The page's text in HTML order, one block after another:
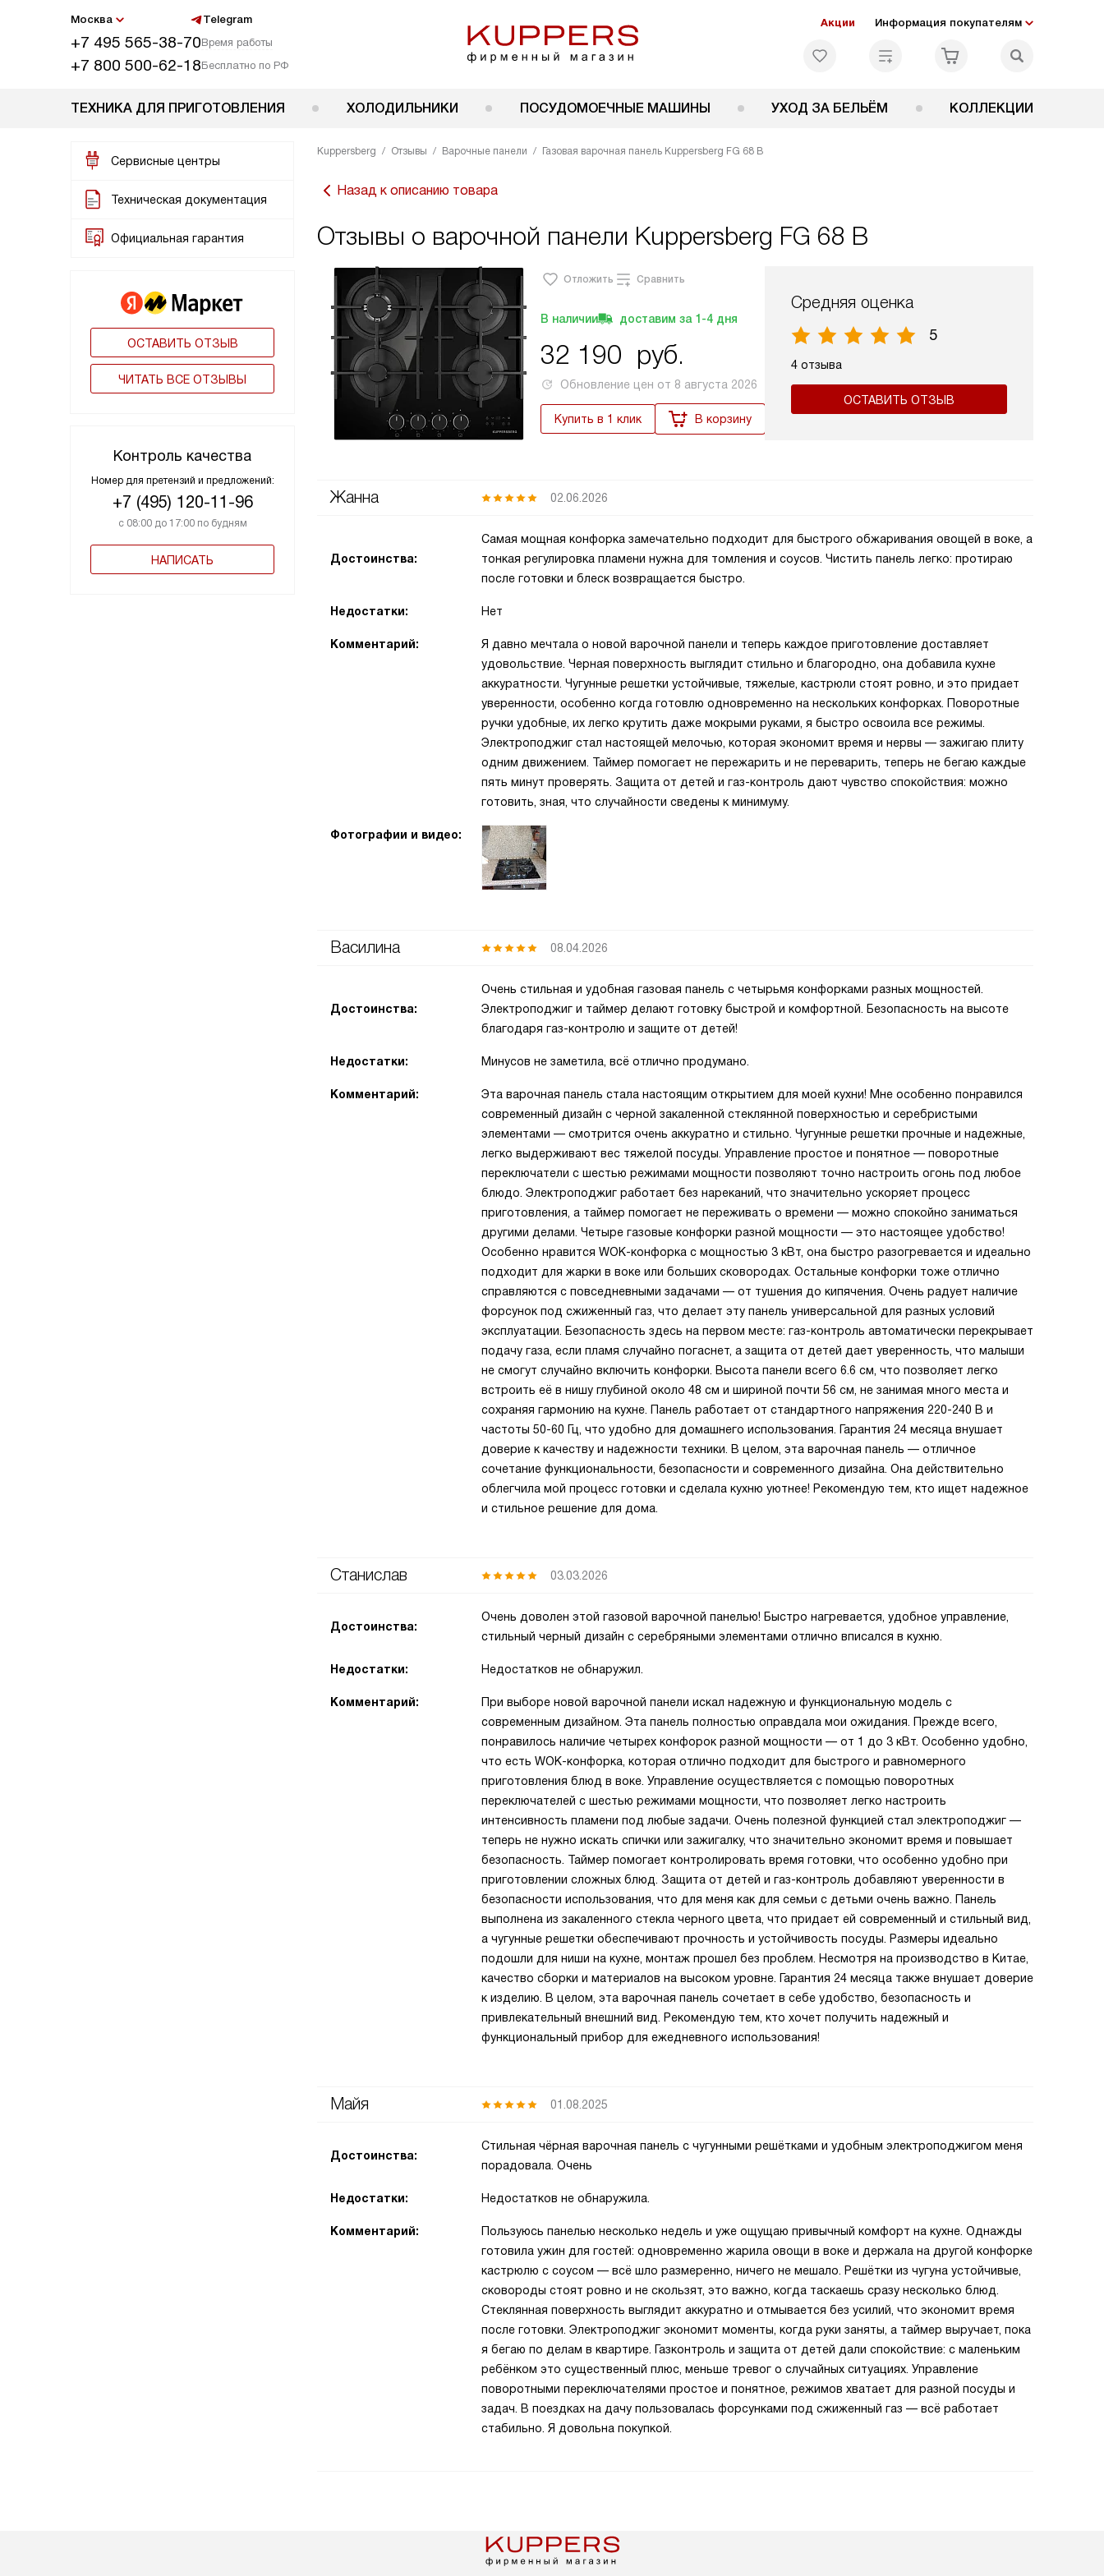
Москва Telegram
+7 495 565-38-70Время работы
+7 800 500-62-18Бесплатно по РФ
Акции Информация покупателям
ТЕХНИКА ДЛЯ ПРИГОТОВЛЕНИЯ ХОЛОДИЛЬНИКИ ПОСУДОМОЕЧНЫЕ МАШИНЫ УХОД ЗА БЕЛЬЁМ КОЛЛЕКЦИИ
Сервисные центры
Техническая документация
Официальная гарантия
ОСТАВИТЬ ОТЗЫВ
ЧИТАТЬ ВСЕ ОТЗЫВЫ
Контроль качества
Номер для претензий и предложений:
+7 (495) 120-11-96
с 08:00 до 17:00 по будням
НАПИСАТЬ
Kuppersberg Отзывы Варочные панели Газовая варочная панель Kuppersberg FG 68 B
Назад к описанию товара
Отзывы о варочной панели Kuppersberg FG 68 B
Отложить Сравнить
В наличии доставим за 1-4 дня
32 190 руб.
Обновление цен от 8 августа 2026
Купить в 1 клик В корзину
Средняя оценка
5
4 отзыва
ОСТАВИТЬ ОТЗЫВ
Жанна 02.06.2026
Достоинства:
Самая мощная конфорка замечательно подходит для быстрого обжаривания овощей в воке, а
тонкая регулировка пламени нужна для томления и соусов. Чистить панель легко: протираю
после готовки и блеск возвращается быстро.
Недостатки: Нет
Комментарий:
Я давно мечтала о новой варочной панели и теперь каждое приготовление доставляет
удовольствие. Черная поверхность выглядит стильно и благородно, она добавила кухне
аккуратности. Чугунные решетки устойчивые, тяжелые, кастрюли стоят ровно, и это придает
уверенности, особенно когда готовлю одновременно на нескольких конфорках. Поворотные
ручки удобные, их легко крутить даже мокрыми руками, я быстро освоила все режимы.
Электроподжиг стал настоящей мелочью, которая экономит время и нервы — зажигаю плиту
одним движением. Таймер помогает не пережарить и не переварить, теперь не бегаю каждые
пять минут проверять. Защита от детей и газ-контроль дают чувство спокойствия: можно
готовить, зная, что случайности сведены к минимуму.
Фотографии и видео:
Василина 08.04.2026
Достоинства:
Очень стильная и удобная газовая панель с четырьмя конфорками разных мощностей.
Электроподжиг и таймер делают готовку быстрой и комфортной. Безопасность на высоте
благодаря газ-контролю и защите от детей!
Недостатки: Минусов не заметила, всё отлично продумано.
Комментарий:
Эта варочная панель стала настоящим открытием для моей кухни! Мне особенно понравился
современный дизайн с черной закаленной стеклянной поверхностью и серебристыми
элементами — смотрится очень аккуратно и стильно. Чугунные решетки прочные и надежные,
легко выдерживают вес тяжелой посуды. Управление простое и понятное — поворотные
переключатели с шестью режимами мощности позволяют точно настроить огонь под любое
блюдо. Электроподжиг работает без нареканий, что значительно ускоряет процесс
приготовления, а таймер помогает не переживать о времени — можно спокойно заниматься
другими делами. Четыре газовые конфорки разной мощности — это настоящее удобство!
Особенно нравится WOK-конфорка с мощностью 3 кВт, она быстро разогревается и идеально
подходит для жарки в воке или больших сковородах. Остальные конфорки тоже отлично
справляются с повседневными задачами — от тушения до кипячения. Очень радует наличие
форсунок под сжиженный газ, что делает эту панель универсальной для разных условий
эксплуатации. Безопасность здесь на первом месте: газ-контроль автоматически перекрывает
подачу газа, если пламя случайно погаснет, а защита от детей дает уверенность, что малыши
не смогут случайно включить конфорки. Высота панели всего 6.6 см, что позволяет легко
встроить её в нишу глубиной около 48 см и шириной почти 56 см, не занимая много места и
сохраняя гармонию на кухне. Панель работает от стандартного напряжения 220-240 В и
частоты 50-60 Гц, что удобно для домашнего использования. Гарантия 24 месяца внушает
доверие к качеству и надежности техники. В целом, эта варочная панель — отличное
сочетание функциональности, безопасности и современного дизайна. Она действительно
облегчила мой процесс готовки и сделала кухню уютнее! Рекомендую тем, кто ищет надежное
и стильное решение для дома.
Станислав 03.03.2026
Достоинства:
Очень доволен этой газовой варочной панелью! Быстро нагревается, удобное управление,
стильный черный дизайн с серебряными элементами отлично вписался в кухню.
Недостатки: Недостатков не обнаружил.
Комментарий:
При выборе новой варочной панели искал надежную и функциональную модель с
современным дизайном. Эта панель полностью оправдала мои ожидания. Прежде всего,
понравилось наличие четырех конфорок разной мощности — от 1 до 3 кВт. Особенно удобно,
что есть WOK-конфорка, которая отлично подходит для быстрого и равномерного
приготовления блюд в воке. Управление осуществляется с помощью поворотных
переключателей с шестью режимами мощности, что позволяет легко настроить
интенсивность пламени под любые задачи. Очень полезной функцией стал электроподжиг —
теперь не нужно искать спички или зажигалку, что значительно экономит время и повышает
безопасность. Таймер помогает контролировать время готовки, что особенно удобно при
приготовлении сложных блюд. Защита от детей и газ-контроль добавляют уверенности в
безопасности использования, что для меня как для семьи с детьми очень важно. Панель
выполнена из закаленного стекла черного цвета, что придает ей современный и стильный вид,
а чугунные решетки обеспечивают прочность и устойчивость посуды. Размеры идеально
подошли для ниши на кухне, монтаж прошел без проблем. Несмотря на производство в Китае,
качество сборки и материалов на высоком уровне. Гарантия 24 месяца также внушает доверие
к изделию. В целом, эта варочная панель сочетает в себе удобство, безопасность и
привлекательный внешний вид. Рекомендую тем, кто хочет получить надежный и
функциональный прибор для ежедневного использования!
Майя 01.08.2025
Достоинства:
Стильная чёрная варочная панель с чугунными решётками и удобным электроподжигом меня
порадовала. Очень
Недостатки: Недостатков не обнаружила.
Комментарий:
Пользуюсь панелью несколько недель и уже ощущаю привычный комфорт на кухне. Однажды
готовила ужин для гостей: одновременно жарила овощи в воке и держала на другой конфорке
кастрюлю с соусом — всё шло размеренно, ничего не мешало. Решётки из чугуна устойчивые,
сковороды стоят ровно и не скользят, это важно, когда таскаешь сразу несколько блюд.
Стеклянная поверхность выглядит аккуратно и отмывается без усилий, что экономит время
после готовки. Электроподжиг экономит моменты, когда руки заняты, а таймер выручает, пока
я бегаю по делам в квартире. Газконтроль и защита от детей дали спокойствие: с маленьким
ребёнком это существенный плюс, меньше тревог о случайных ситуациях. Управление
поворотными переключателями простое и понятное, режимов хватает для разной посуды и
задач. В поездках на дачу пользовалась форсунками под сжиженный газ — всё работает
стабильно. Я довольна покупкой.